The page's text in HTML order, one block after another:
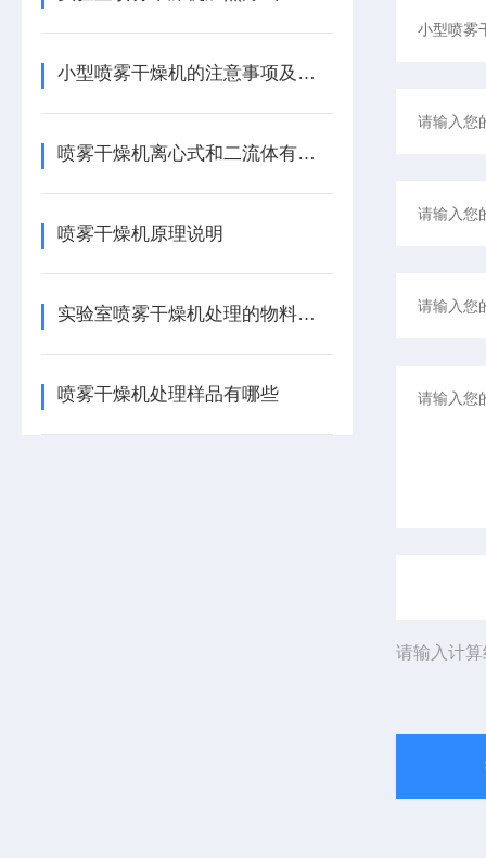
小型喷雾干燥机的注意事项及安全隐患
喷雾干燥机离心式和二流体有什么区别
喷雾干燥机原理说明
实验室喷雾干燥机处理的物料有哪些
喷雾干燥机处理样品有哪些
请输入计